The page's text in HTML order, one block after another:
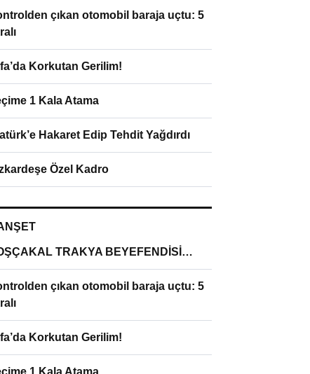
çıkan otomobil baraja uçtu: 5
Korkutan Gerilim!
1 Kala Atama
Hakaret Edip Tehdit Yağdırdı
Özel Kadro
TRAKYA BEYEFENDİSİ…
çıkan otomobil baraja uçtu: 5
Korkutan Gerilim!
1 Kala Atama